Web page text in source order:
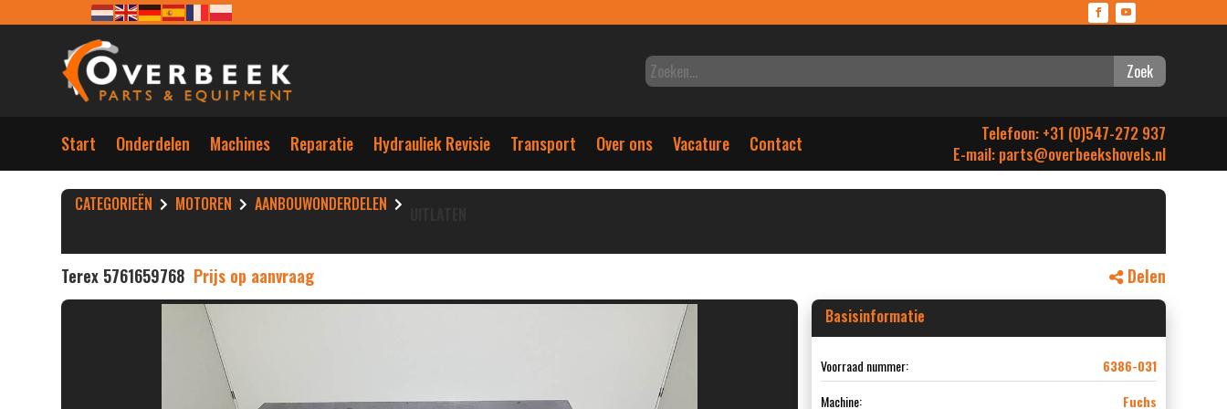
Zoek
Start Onderdelen Machines Reparatie Hydrauliek Revisie Transport Over ons Vacature Contact
Telefoon: +31 (0)547-272 937
E-mail: parts@overbeekshovels.nl
CATEGORIEËN MOTOREN AANBOUWONDERDELEN
Terex 5761659768 Prijs op aanvraag Delen
Basisinformatie
Voorraad nummer:
6386-031
Machine:
Fuchs